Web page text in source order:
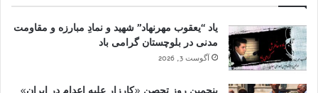
یاد “یعقوب مهرنهاد” شهید و نمادِ مبارزه و مقاومت
مدنی در بلوچستان گرامی باد
آگوست 3, 2026